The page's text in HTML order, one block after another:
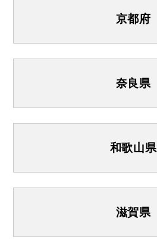
京都府
奈良県
和歌山県
滋賀県